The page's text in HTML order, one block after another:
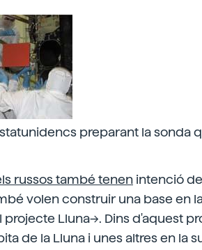
preparant la sonda
russos també tenen intenció
volen construir una base en
projecte Lluna->. Dins d'aquest
de la Lluna i unes altres en la